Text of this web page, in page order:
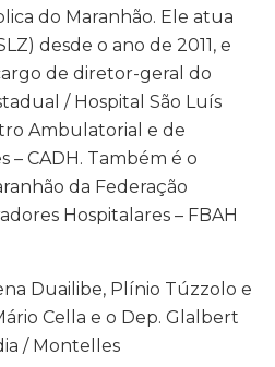
do Maranhão. Ele atua
desde o ano de 2011, e
de diretor-geral do
/ Hospital São Luís
Ambulatorial e de
– CADH. Também é o
da Federação
Hospitalares – FBAH